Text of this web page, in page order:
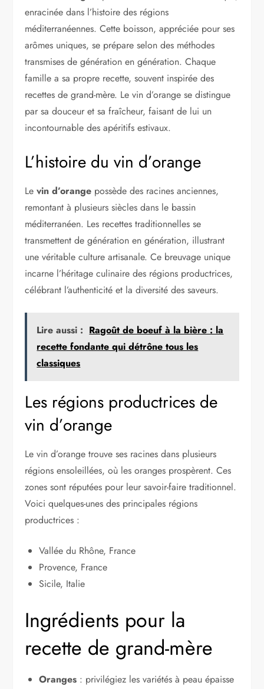
enracinée dans l’histoire des régions
méditerranéennes. Cette boisson, appréciée pour ses
arômes uniques, se prépare selon des méthodes
transmises de génération en génération. Chaque
famille a sa propre recette, souvent inspirée des
recettes de grand-mère. Le vin d’orange se distingue
par sa douceur et sa fraîcheur, faisant de lui un
incontournable des apéritifs estivaux.
L’histoire du vin d’orange
Levin d’orange possède des racines anciennes,
remontant à plusieurs siècles dans le bassin
méditerranéen. Les recettes traditionnelles se
transmettent de génération en génération, illustrant
une véritable culture artisanale. Ce breuvage unique
incarne l’héritage culinaire des régions productrices,
célébrant l’authenticité et la diversité des saveurs.
Lire aussi : Ragoût de boeuf à la bière : la
recette fondante qui détrône tous les
classiques
Les régions productrices de
vin d’orange
Le vin d’orange trouve ses racines dans plusieurs
régions ensoleillées, où les oranges prospèrent. Ces
zones sont réputées pour leur savoir-faire traditionnel.
Voici quelques-unes des principales régions
productrices :
Vallée du Rhône, France
Provence, France
Sicile, Italie
Ingrédients pour la
recette de grand-mère
Oranges : privilégiez les variétés à peau épaisse